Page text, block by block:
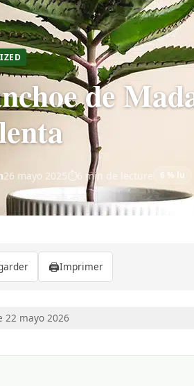
de
26 mayo 2025 6 min de lecture 6 % lu
🖨️Imprimer
22 mayo 2026